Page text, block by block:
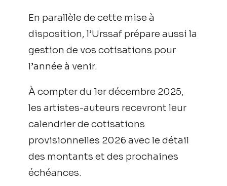
En parallèle de cette mise à
disposition, l’Urssaf prépare aussi la
gestion de vos cotisations pour
l’année à venir.
À compter du 1er décembre 2025,
les artistes-auteurs recevront leur
calendrier de cotisations
provisionnelles 2026 avec le détail
des montants et des prochaines
échéances.